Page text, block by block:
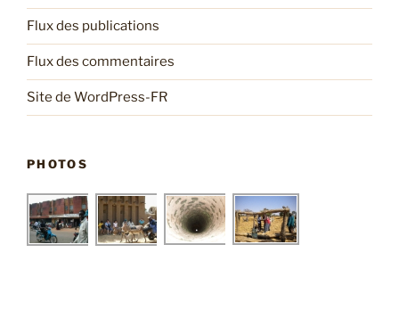
Flux des publications
Flux des commentaires
Site de WordPress-FR
PHOTOS